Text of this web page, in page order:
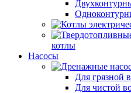
котлы
Насосы
Для грязной
Для чистой